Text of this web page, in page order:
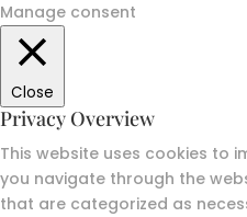
Manage consent
Close
Privacy Overview
This website uses cookies to
you navigate through the
that are categorized as